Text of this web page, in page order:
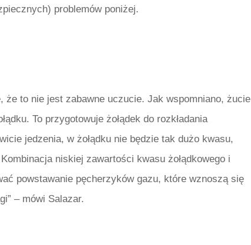
problemów poniżej.
że to nie jest zabawne uczucie. Jak wspomniano, żucie
To przygotowuje żołądek do rozkładania
jedzenia, w żołądku nie będzie tak dużo kwasu,
niskiej zawartości kwasu żołądkowego i
powstawanie pęcherzyków gazu, które wznoszą się
– mówi Salazar.